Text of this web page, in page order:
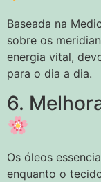
Baseada na
sobre os
energia vital,
para o dia a dia.
6.
Os óleos
enquanto o